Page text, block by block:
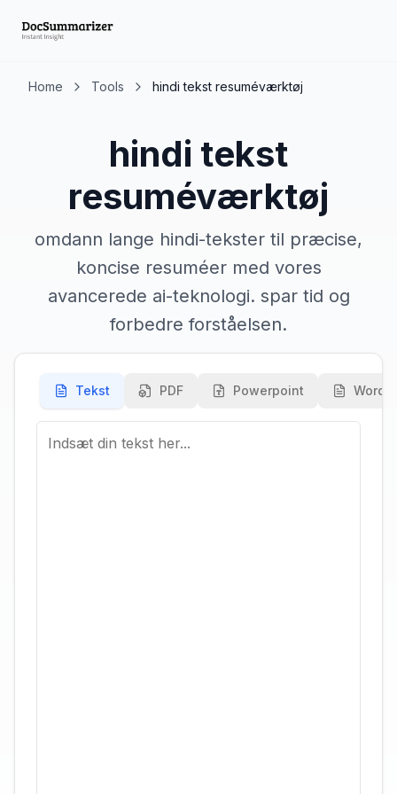
Home Tools hindi tekst resuméværktøj
hindi tekst
resuméværktøj
omdann lange hindi-tekster til præcise,
koncise resuméer med vores
avancerede ai-teknologi. spar tid og
forbedre forståelsen.
Tekst PDF Powerpoint Word